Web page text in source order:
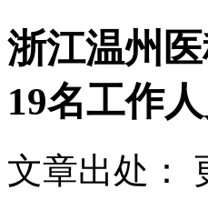
浙江温州
19名工作
文章出处：